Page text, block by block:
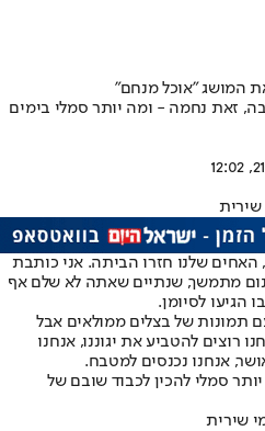
המושג "אוכל מנחם"
זאת נחמה - ומה יותר סמלי בימים
שירית
שלנו חזרו הביתה. אני כותבת
מתמשך, שנתיים שאתה לא שלם אף
הגיעו לסיומן.
תמונות של בצלים ממולאים אבל
רוצים להטביע את יגוננו, אנחנו
אנחנו נכנסים למטבח.
סמלי להכין לכבוד שובם של
שירית